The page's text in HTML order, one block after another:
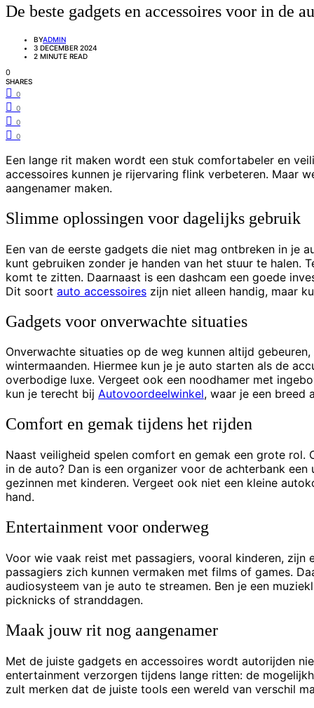
De beste gadgets en accessoires voor in de
BYADMIN
3 DECEMBER 2024
2 MINUTE READ
0
SHARES
0
0
0
0
Een lange rit maken wordt een stuk comfortabeler en
accessoires kunnen je rijervaring flink verbeteren. Maar
aangenamer maken.
Slimme oplossingen voor dagelijks gebruik
Een van de eerste gadgets die niet mag ontbreken in je
kunt gebruiken zonder je handen van het stuur te
komt te zitten. Daarnaast is een dashcam een goede
Dit soort auto accessoires zijn niet alleen handig, maar
Gadgets voor onverwachte situaties
Onverwachte situaties op de weg kunnen altijd
wintermaanden. Hiermee kun je je auto starten als de
overbodige luxe. Vergeet ook een noodhamer met
kun je terecht bij Autovoordeelwinkel, waar je een breed
Comfort en gemak tijdens het rijden
Naast veiligheid spelen comfort en gemak een grote rol.
in de auto? Dan is een organizer voor de achterbank
gezinnen met kinderen. Vergeet ook niet een kleine
hand.
Entertainment voor onderweg
Voor wie vaak reist met passagiers, vooral kinderen,
passagiers zich kunnen vermaken met films of games.
audiosysteem van je auto te streamen. Ben je een
picknicks of stranddagen.
Maak jouw rit nog aangenamer
Met de juiste gadgets en accessoires wordt autorijden
entertainment verzorgen tijdens lange ritten: de
zult merken dat de juiste tools een wereld van verschil